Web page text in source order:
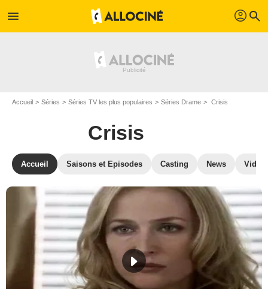
menu profil search
Accueil Séries Séries TV les plus populaires Séries Drame Crisis
Crisis
Accueil Saisons et Episodes Casting News